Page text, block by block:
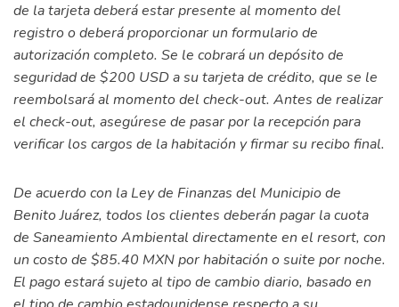
de la tarjeta deberá estar presente al momento del
registro o deberá proporcionar un formulario de
autorización completo. Se le cobrará un depósito de
seguridad de $200 USD a su tarjeta de crédito, que se le
reembolsará al momento del check-out. Antes de realizar
el check-out, asegúrese de pasar por la recepción para
verificar los cargos de la habitación y firmar su recibo final.
De acuerdo con la Ley de Finanzas del Municipio de
Benito Juárez, todos los clientes deberán pagar la cuota
de Saneamiento Ambiental directamente en el resort, con
un costo de $85.40 MXN por habitación o suite por noche.
El pago estará sujeto al tipo de cambio diario, basado en